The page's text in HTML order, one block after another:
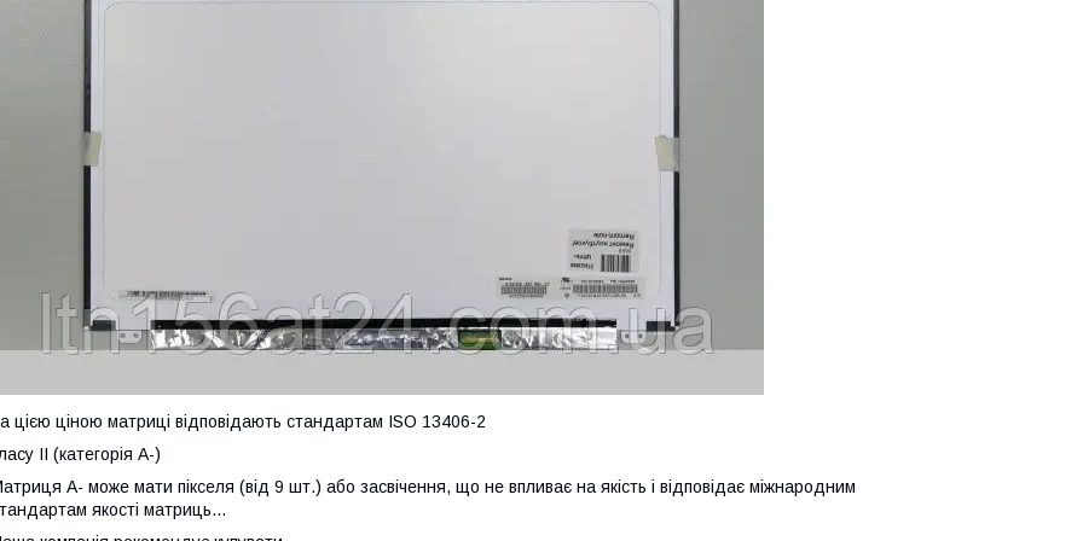
цією ціною матриці відповідають стандартам ISO 13406-2
II (категорія А-)
А- може мати пікселя (від 9 шт.) або засвічення, що не впливає на якість і відповідає міжнародним
якості матриць...